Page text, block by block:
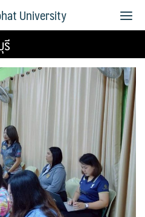
University